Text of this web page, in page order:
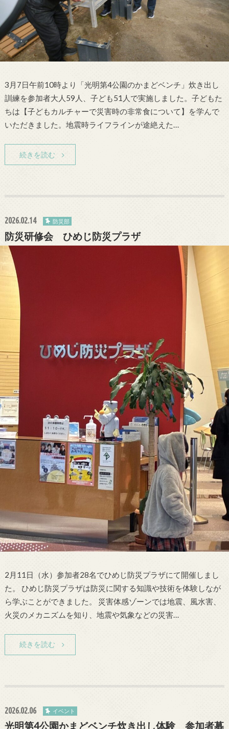
3月7日午前10時より「光明第4公園のかまどベンチ」炊き出し
訓練を参加者大人59人、子ども51人で実施しました。子どもた
ちは【子どもカルチャーで災害時の非常食について】を学んで
いただきました。地震時ライフラインが途絶えた…
続きを読む
2026.02.14 防災部
防災研修会 ひめじ防災プラザ
2月11日（水）参加者28名でひめじ防災プラザにて開催しまし
た。 ひめじ防災プラザは防災に関する知識や技術を体験しなが
ら学ぶことができました。 災害体感ゾーンでは地震、風水害、
火災のメカニズムを知り、地震や気象などの災害…
続きを読む
2026.02.06 イベント
光明第4公園かまどベンチ炊き出し体験 参加者募